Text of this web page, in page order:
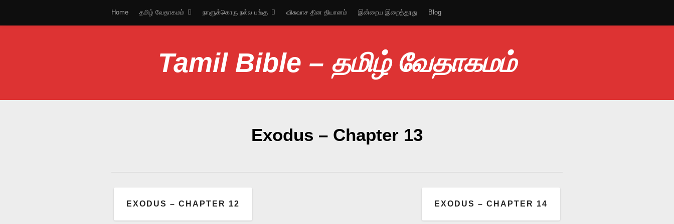
Home தமிழ் வேதாகமம் நாளுக்கொரு நல்ல பங்கு விசுவாச தின தியானம் இன்றைய இறைத்தூது Blog
Tamil Bible – தமிழ் வேதாகமம்
Exodus – Chapter 13
EXODUS – CHAPTER 12 EXODUS – CHAPTER 14